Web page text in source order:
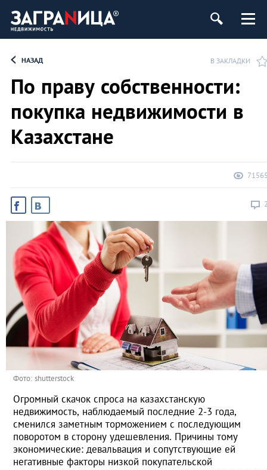
НАЗАД В ЗАКЛАДКИ
По праву собственности:
покупка недвижимости в
Казахстане
Фото: shutterstock
Огромный скачок спроса на казахстанскую
недвижимость, наблюдаемый последние 2-3 года,
сменился заметным торможением с последующим
поворотом в сторону удешевления. Причины тому
экономические: девальвация и сопутствующие ей
негативные факторы низкой покупательской